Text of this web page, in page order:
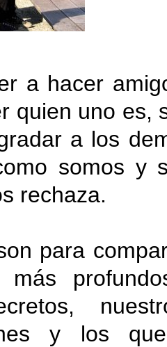
a hacer
quien uno es,
a los
somos y
rechaza.
para
más
y los